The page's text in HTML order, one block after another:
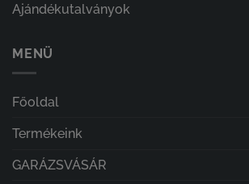
Ajándékutalványok
MENÜ
Főoldal
Termékeink
GARÁZSVÁSÁR